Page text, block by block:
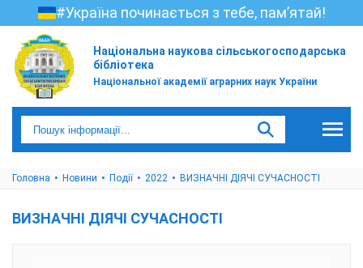
#Україна починається з тебе, пам’ятай!
Національна наукова сільськогосподарська
бібліотека
Національної академії аграрних наук України
Головна Новини Події 2022 ВИЗНАЧНІ ДІЯЧІ СУЧАСНОСТІ
ВИЗНАЧНІ ДІЯЧІ СУЧАСНОСТІ